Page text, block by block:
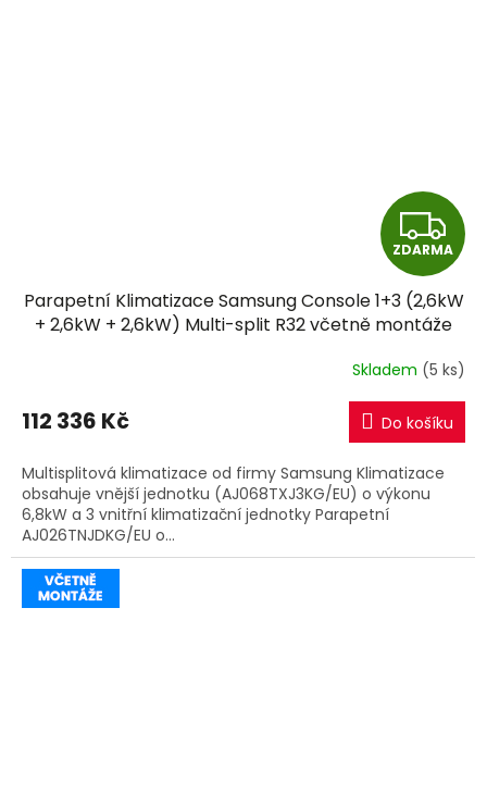
Z
D
A
R
M
A
ZDARMA
Parapetní Klimatizace Samsung Console 1+3 (2,6kW
+ 2,6kW + 2,6kW) Multi-split R32 včetně montáže
Skladem (5 ks)
112 336 Kč Do košíku
Multisplitová klimatizace od firmy Samsung Klimatizace
obsahuje vnější jednotku (AJ068TXJ3KG/EU) o výkonu
6,8kW a 3 vnitřní klimatizační jednotky Parapetní
AJ026TNJDKG/EU o...